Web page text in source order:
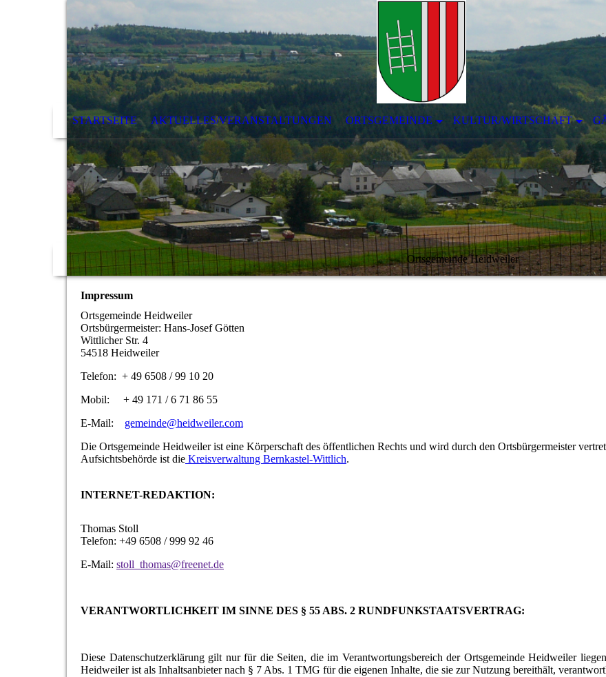
STARTSEITE AKTUELLES/VERANSTALTUNGEN ORTSGEMEINDE KULTUR/WIRTSCHAFT
Ortsgemeinde Heidweiler
Impressum
Ortsgemeinde Heidweiler
Ortsbürgermeister: Hans-Josef Götten
Wittlicher Str. 4
54518 Heidweiler
Telefon: + 49 6508 / 99 10 20
Mobil: + 49 171 / 6 71 86 55
E-Mail: gemeinde@heidweiler.com
Die Ortsgemeinde Heidweiler ist eine Körperschaft des öffentlichen Rechts und wird durch den Ortsbürgermeister
Aufsichtsbehörde ist die Kreisverwaltung Bernkastel-Wittlich.
INTERNET-REDAKTION:
Thomas Stoll
Telefon: +49 6508 / 999 92 46
E-Mail: stoll_thomas@freenet.de
VERANTWORTLICHKEIT IM SINNE DES § 55 ABS. 2 RUNDFUNKSTAATSVERTRAG:
Diese Datenschutzerklärung gilt nur für die Seiten, die im Verantwortungsbereich der Ortsgemeinde Heidweiler
Heidweiler ist als Inhaltsanbieter nach § 7 Abs. 1 TMG für die eigenen Inhalte, die sie zur Nutzung bereithält,